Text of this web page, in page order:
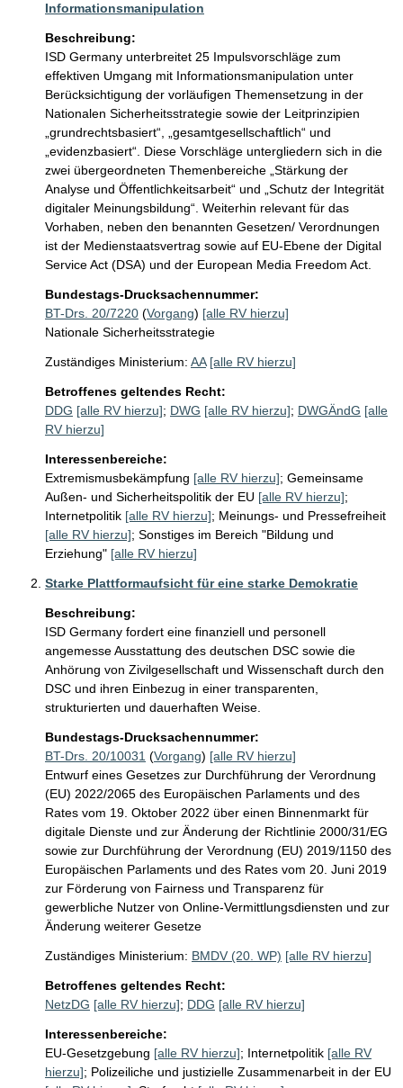
Informationsmanipulation
Beschreibung:
ISD Germany unterbreitet 25 Impulsvorschläge zum
effektiven Umgang mit Informationsmanipulation unter
Berücksichtigung der vorläufigen Themensetzung in der
Nationalen Sicherheitsstrategie sowie der Leitprinzipien
„grundrechtsbasiert“, „gesamtgesellschaftlich“ und
„evidenzbasiert“. Diese Vorschläge untergliedern sich in die
zwei übergeordneten Themenbereiche „Stärkung der
Analyse und Öffentlichkeitsarbeit“ und „Schutz der Integrität
digitaler Meinungsbildung“. Weiterhin relevant für das
Vorhaben, neben den benannten Gesetzen/ Verordnungen
ist der Medienstaatsvertrag sowie auf EU-Ebene der Digital
Service Act (DSA) und der European Media Freedom Act.
Bundestags-Drucksachennummer:
BT-Drs. 20/7220 (Vorgang) [alle RV hierzu]
Nationale Sicherheitsstrategie
Zuständiges Ministerium: AA [alle RV hierzu]
Betroffenes geltendes Recht:
DDG [alle RV hierzu]; DWG [alle RV hierzu]; DWGÄndG [alle
RV hierzu]
Interessenbereiche:
Extremismusbekämpfung [alle RV hierzu]; Gemeinsame
Außen- und Sicherheitspolitik der EU [alle RV hierzu];
Internetpolitik [alle RV hierzu]; Meinungs- und Pressefreiheit
[alle RV hierzu]; Sonstiges im Bereich "Bildung und
Erziehung" [alle RV hierzu]
Starke Plattformaufsicht für eine starke Demokratie
Beschreibung:
ISD Germany fordert eine finanziell und personell
angemesse Ausstattung des deutschen DSC sowie die
Anhörung von Zivilgesellschaft und Wissenschaft durch den
DSC und ihren Einbezug in einer transparenten,
strukturierten und dauerhaften Weise.
Bundestags-Drucksachennummer:
BT-Drs. 20/10031 (Vorgang) [alle RV hierzu]
Entwurf eines Gesetzes zur Durchführung der Verordnung
(EU) 2022/2065 des Europäischen Parlaments und des
Rates vom 19. Oktober 2022 über einen Binnenmarkt für
digitale Dienste und zur Änderung der Richtlinie 2000/31/EG
sowie zur Durchführung der Verordnung (EU) 2019/1150 des
Europäischen Parlaments und des Rates vom 20. Juni 2019
zur Förderung von Fairness und Transparenz für
gewerbliche Nutzer von Online-Vermittlungsdiensten und zur
Änderung weiterer Gesetze
Zuständiges Ministerium: BMDV (20. WP) [alle RV hierzu]
Betroffenes geltendes Recht:
NetzDG [alle RV hierzu]; DDG [alle RV hierzu]
Interessenbereiche:
EU-Gesetzgebung [alle RV hierzu]; Internetpolitik [alle RV
hierzu]; Polizeiliche und justizielle Zusammenarbeit in der EU